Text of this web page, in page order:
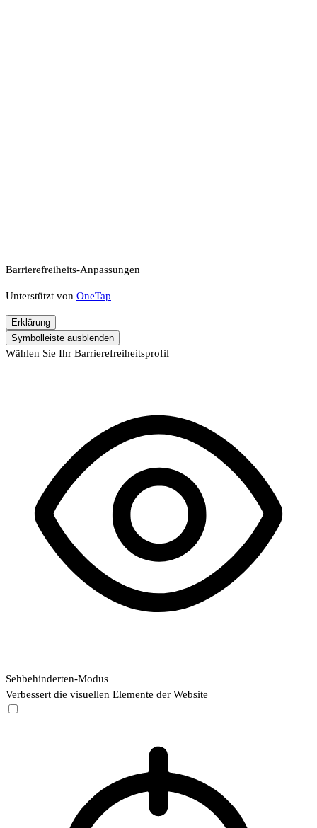
Barrierefreiheits-Anpassungen
Unterstützt von OneTap
Erklärung
Symbolleiste ausblenden
Wählen Sie Ihr Barrierefreiheitsprofil
Sehbehinderten-Modus
Verbessert die visuellen Elemente der Website